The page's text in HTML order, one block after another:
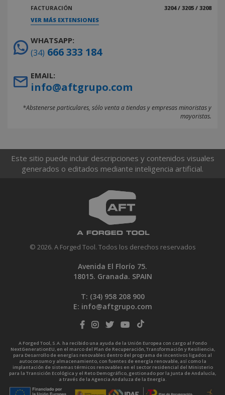
FACTURACIÓN
3204 / 3205 / 3208
VER MÁS EXTENSIONES
WHATSAPP:
(34) 666 333 184
EMAIL:
info@aftgrupo.com
*Abstenerse particulares, sólo venta a tiendas y empresas minoristas y
mayoristas.
Este sitio puede incluir descripciones y contenidos visuales
generados o editados mediante inteligencia artificial.
© 2026. A Forged Tool. Todos los derechos reservados
Avenida El Florío 75.
18015. Granada. SPAIN
T: (34) 958 208 900
E: info@aftgrupo.com
A Forged Tool, S.A. ha recibido una ayuda de la Unión Europea con cargo al Fondo
NextGenerationEU, en el marco del Plan de Recuperación, Transformación y Resiliencia,
para Desarrollo de energías renovables dentro del programa de incentivos ligados al
autoconsumo y almacenamiento, con fuentes de energía renovable, así como la
implantación de sistemas térmicos renovables en el sector residencial del Ministerio
para la Transición Ecológica y el Reto Demográfico, gestionado por la Junta de Andalucía,
a través de la Agencia Andaluza de la Energía.